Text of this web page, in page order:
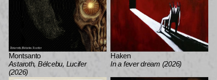
Montsanto
Astaroth, Bélcebu, Lucifer
(2026)
Haken
In a fever dream (2026)